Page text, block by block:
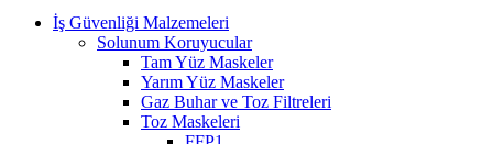
İş Güvenliği Malzemeleri
Solunum Koruyucular
Tam Yüz Maskeler
Yarım Yüz Maskeler
Gaz Buhar ve Toz Filtreleri
Toz Maskeleri